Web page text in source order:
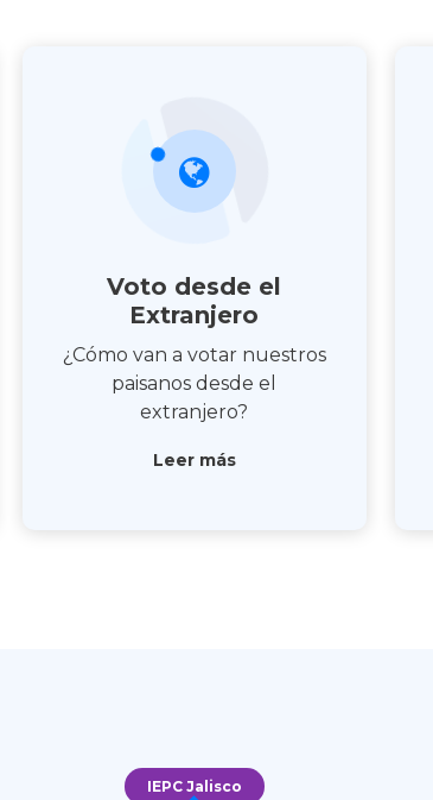
Voto desde el
Extranjero
¿Cómo van a votar nuestros
paisanos desde el
extranjero?
Leer más
IEPC Jalisco